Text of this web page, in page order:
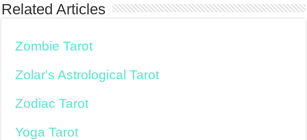
Related Articles
Zombie Tarot
Zolar's Astrological Tarot
Zodiac Tarot
Yoga Tarot